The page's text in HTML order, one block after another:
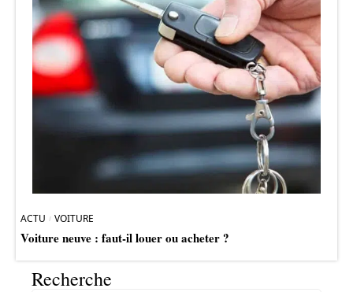
ACTU VOITURE
Voiture neuve : faut-il louer ou acheter ?
Recherche